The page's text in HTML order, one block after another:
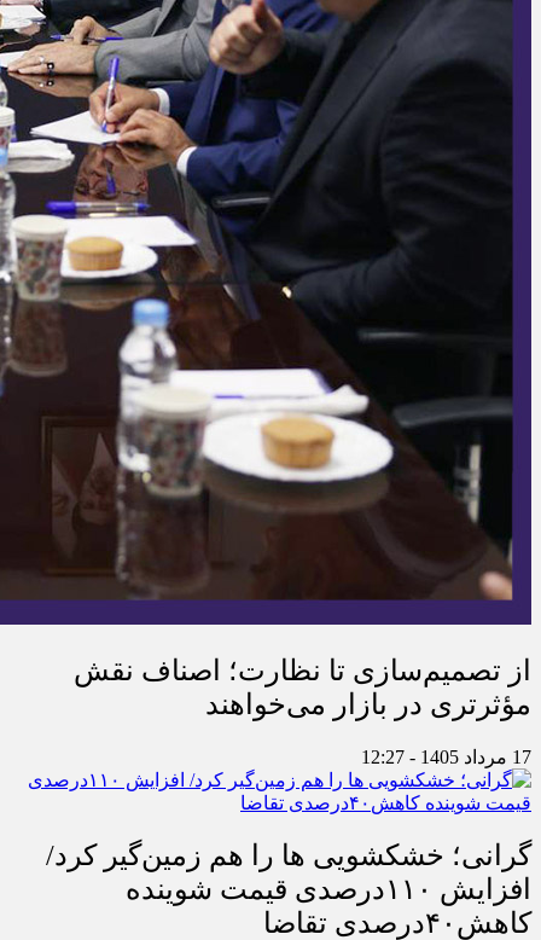
از تصمیم‌سازی تا نظارت؛ اصناف نقش
مؤثرتری در بازار می‌خواهند
17 مرداد 1405 - 12:27
گرانی؛ خشکشویی‌ ها را هم زمین‌گیر کرد/
افزایش ۱۱۰درصدی قیمت شوینده
کاهش۴۰درصدی تقاضا